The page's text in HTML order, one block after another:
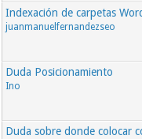
Indexación de carpetas
juanmanuelfernandezseo
Duda Posicionamiento
Ino
Duda sobre donde colocar